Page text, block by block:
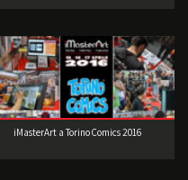
iMasterArt a Torino Comics 2016